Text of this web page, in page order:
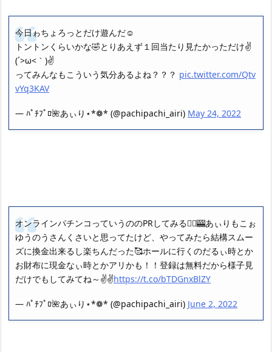
今日ゎちょろっとだけ遊んだ☺️
トントンくらいかな🤣とりあえず１回当たり見たかっただけ✌
(´>ω<｀)✌
ってみんなもこういう気分あるよね？？？ pic.twitter.com/Qtv
vYq3KAV
— ﾊﾟﾁﾌﾟﾛ🌺あぃり⋆*❁* (@pachipachi_airi) May 24, 2022
オンラインパチンコっていうののPRしてみる🙆‍♀️🎰あぃりもこぉ
ゆうのうさんくさいと思ってたけど、やってみたら結構スムー
ズに換金出来るし楽ちんだった🥰ホールに行くのだるぃ時とか
お財布に現金なぃ時とかアリかも！！登録は無料だから様子見
だけでもしてみてね～✌️✌️https://t.co/bTDGnxBlZY
— ﾊﾟﾁﾌﾟﾛ🌺あぃり⋆*❁* (@pachipachi_airi) June 2, 2022